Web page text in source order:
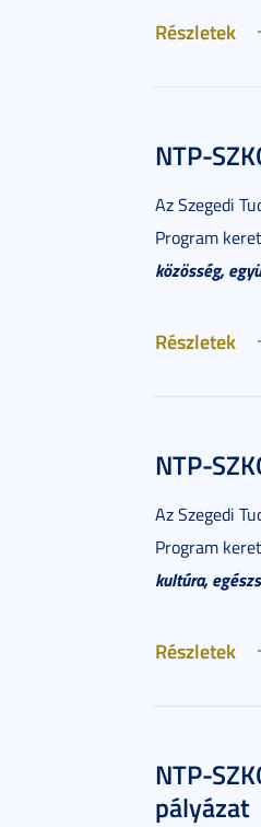
Részletek
NTP-
Az Szegedi
Program
közösség,
Részletek
NTP-
Az Szegedi
Program
kultúra,
Részletek
NTP-
pályázat